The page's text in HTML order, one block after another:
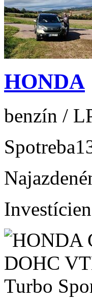
HONDA
benzín /
Spotreba
Najazdené
Investície